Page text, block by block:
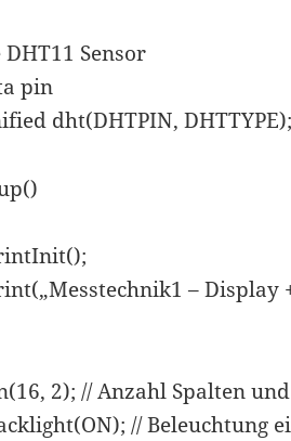
Sensor
pin
dht(DHTPIN, DHTTYPE);
– Display
2); // Anzahl Spalten
// Beleuchtung